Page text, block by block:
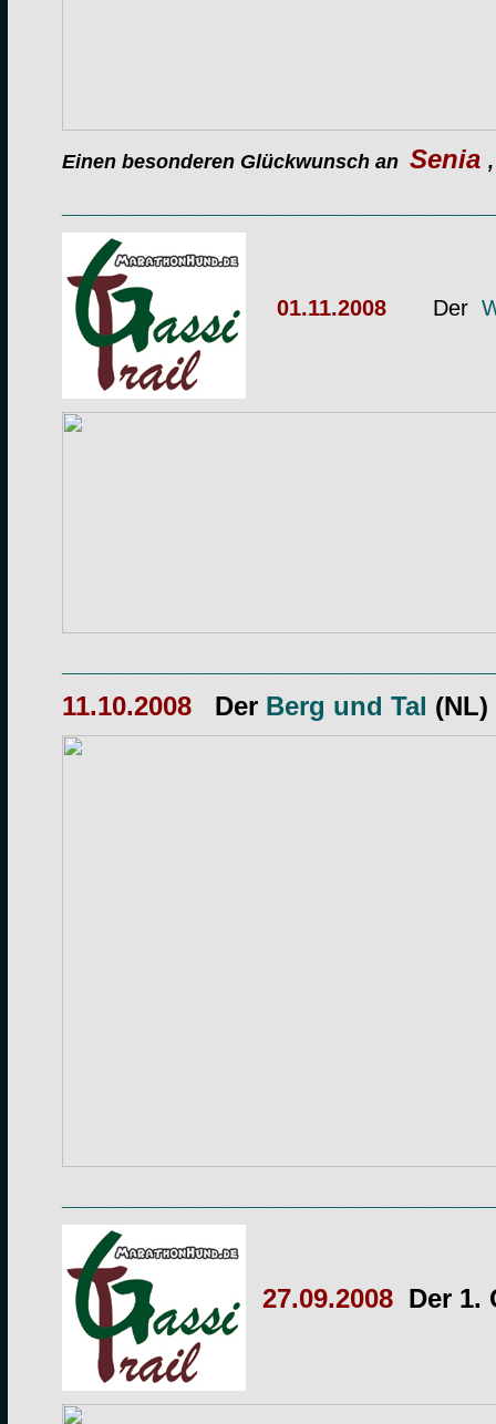
Einen besonderen Glückwunsch an Senia
01.11.2008 Der
11.10.2008
Der Berg und Tal
27.09.2008 Der 1.